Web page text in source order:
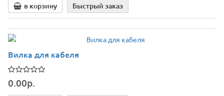
в корзину Быстрый заказ
Вилка для кабеля
0.00р.